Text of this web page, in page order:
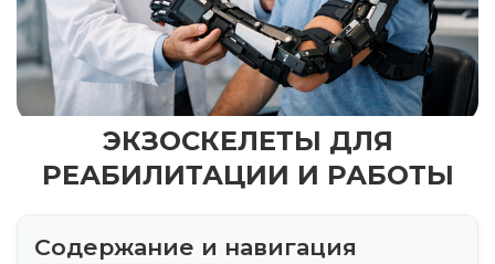
ЭКЗОСКЕЛЕТЫ ДЛЯ
РЕАБИЛИТАЦИИ И РАБОТЫ
Содержание и навигация